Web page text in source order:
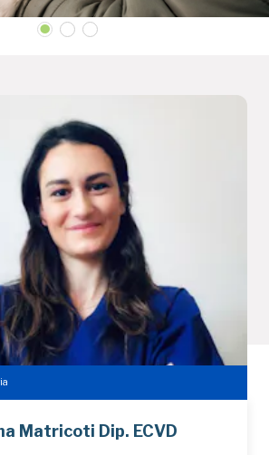
Matricoti Dip. ECVD